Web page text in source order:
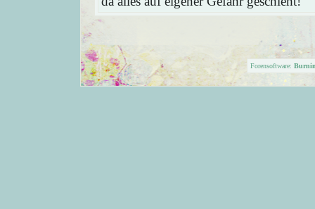
Forensoftware: